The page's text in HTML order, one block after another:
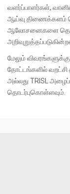
வளர்ப்பாளர்கள்,
ஆய்வு திணைக்களம்
ஆலோசனைகளை
மேலும்
தோட்டங்களில்
அல்லது TRISL
தொடர்புகொள்ளவும்.